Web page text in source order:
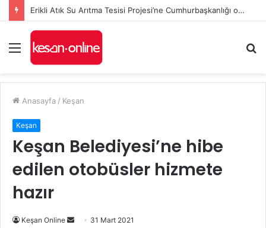
Erikli Atık Su Arıtma Tesisi Projesi’ne Cumhurbaşkanlığı onayı
Menü
...
Anasayfa / Keşan
Keşan
Keşan Belediyesi’ne hibe
edilen otobüsler hizmete
hazır
Keşan Online
Bir
31 Mart 2021